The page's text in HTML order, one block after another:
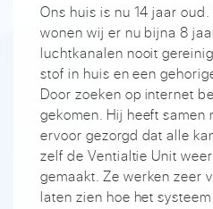
Ons huis is nu 14 jaar
wonen wij er nu bijna 8
luchtkanalen nooit
stof in huis en een
Door zoeken op internet
gekomen. Hij heeft samen
ervoor gezorgd dat alle
zelf de Ventialtie Unit
gemaakt. Ze werken zeer
laten zien hoe het